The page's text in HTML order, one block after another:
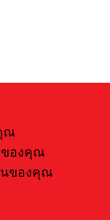
ณ
ของคุณ
นของคุณ